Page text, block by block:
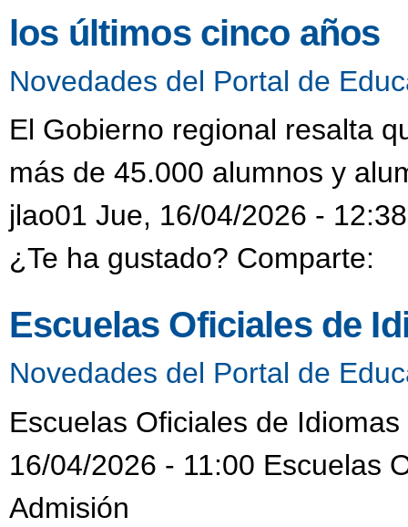
los últimos cinco años
Novedades del Portal de
El Gobierno regional resalta
más de 45.000 alumnos y
jlao01 Jue, 16/04/2026 - 12:38
¿Te ha gustado? Comparte:
Escuelas Oficiales de
Novedades del Portal de
Escuelas Oficiales de
16/04/2026 - 11:00 Escuelas
Admisión